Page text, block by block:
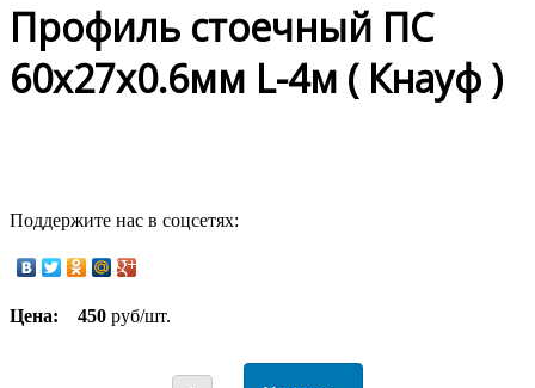
Профиль стоечный ПС
60х27х0.6мм L-4м ( Кнауф )
Поддержите нас в соцсетях:
Цена: 450 руб/шт.